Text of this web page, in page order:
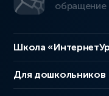
обращение
Школа
Для дошкольников